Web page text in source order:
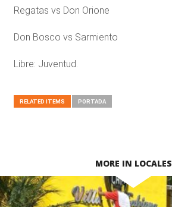
Regatas vs Don Orione
Don Bosco vs Sarmiento
Libre: Juventud.
RELATED ITEMS PORTADA
MORE IN LOCALES